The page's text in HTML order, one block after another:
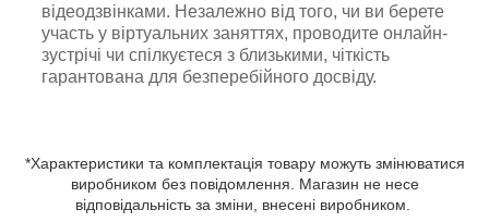
відеодзвінками. Незалежно від того, чи ви берете
участь у віртуальних заняттях, проводите онлайн-
зустрічі чи спілкуєтеся з близькими, чіткість
гарантована для безперебійного досвіду.
*Характеристики та комплектація товару можуть змінюватися
виробником без повідомлення. Магазин не несе
відповідальність за зміни, внесені виробником.